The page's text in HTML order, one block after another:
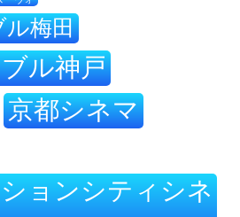
ル梅田
ル神戸
京都シネマ
ョンシティシネ